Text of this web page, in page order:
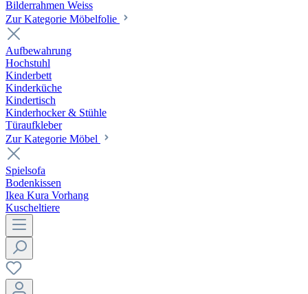
Bilderrahmen Weiss
Zur Kategorie Möbelfolie
Aufbewahrung
Hochstuhl
Kinderbett
Kinderküche
Kindertisch
Kinderhocker & Stühle
Türaufkleber
Zur Kategorie Möbel
Spielsofa
Bodenkissen
Ikea Kura Vorhang
Kuscheltiere